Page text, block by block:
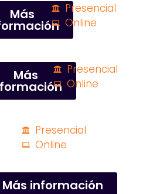
Más
Presencial
Online
Más
Presencial
Online
Presencial
Online
Más información